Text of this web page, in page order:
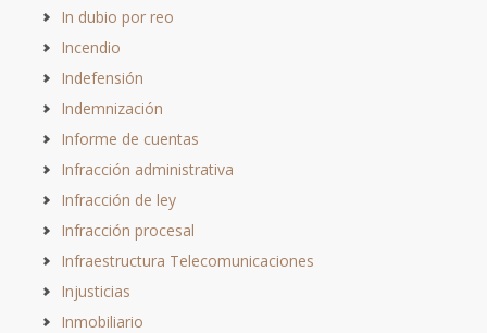
In dubio por reo
Incendio
Indefensión
Indemnización
Informe de cuentas
Infracción administrativa
Infracción de ley
Infracción procesal
Infraestructura Telecomunicaciones
Injusticias
Inmobiliario